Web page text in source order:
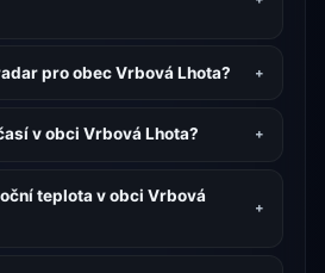
pro obec Vrbová Lhota?
v obci Vrbová Lhota?
teplota v obci Vrbová